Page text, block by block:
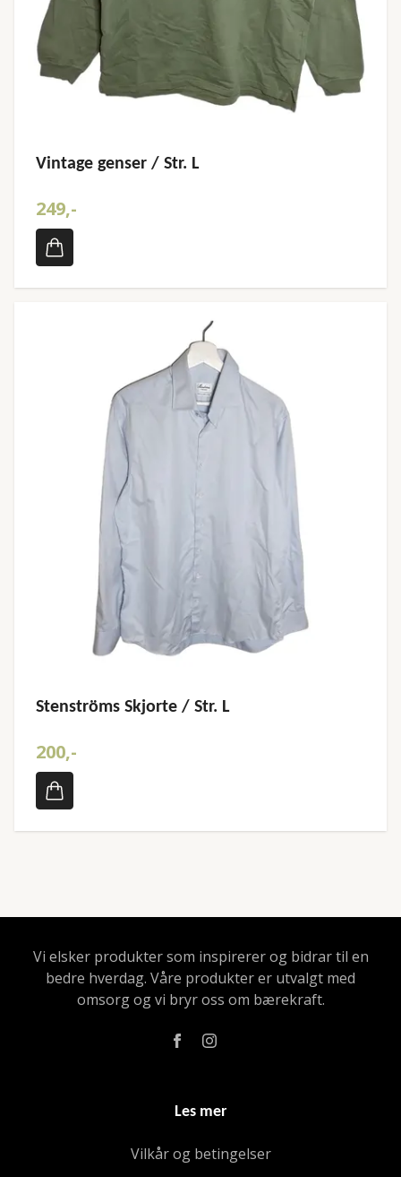
Vintage genser / Str. L
249,-
Stenströms Skjorte / Str. L
200,-
Vi elsker produkter som inspirerer og bidrar til en
bedre hverdag. Våre produkter er utvalgt med
omsorg og vi bryr oss om bærekraft.
Les mer
Vilkår og betingelser